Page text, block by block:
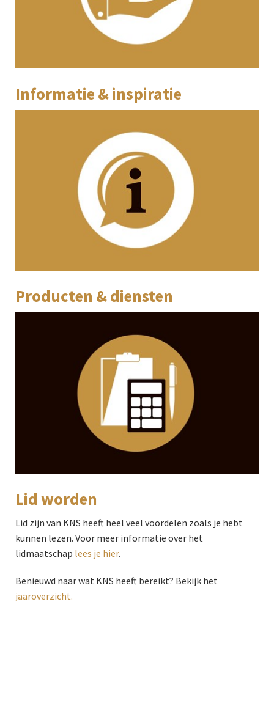
Informatie & inspiratie
Producten & diensten
Lid worden
Lid zijn van KNS heeft heel veel voordelen zoals je hebt
kunnen lezen. Voor meer informatie over het
lidmaatschap lees je hier.
Benieuwd naar wat KNS heeft bereikt? Bekijk het
jaaroverzicht.